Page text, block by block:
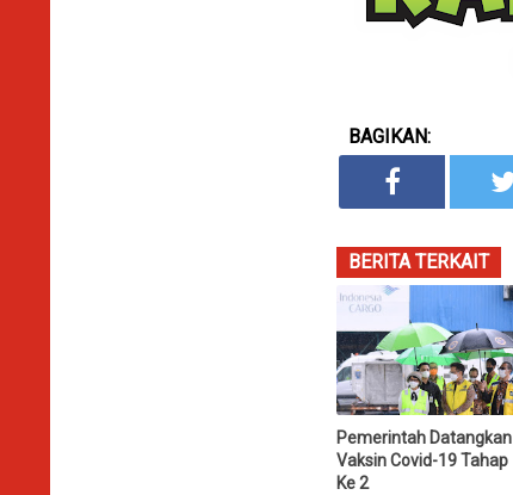
BAGIKAN:
BERITA TERKAIT
Pemerintah Datangkan
Vaksin Covid-19 Tahap
Ke 2